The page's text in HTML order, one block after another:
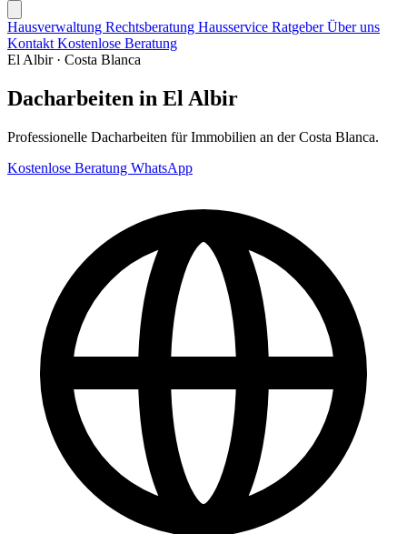
Hausverwaltung Rechtsberatung Hausservice RatgeberÜber uns
Kontakt Kostenlose Beratung
El Albir · Costa Blanca
Dacharbeiten in El Albir
Professionelle Dacharbeiten für Immobilien an der Costa Blanca.
Kostenlose Beratung WhatsApp